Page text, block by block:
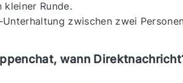
kleiner Runde.
zwischen zwei
wann